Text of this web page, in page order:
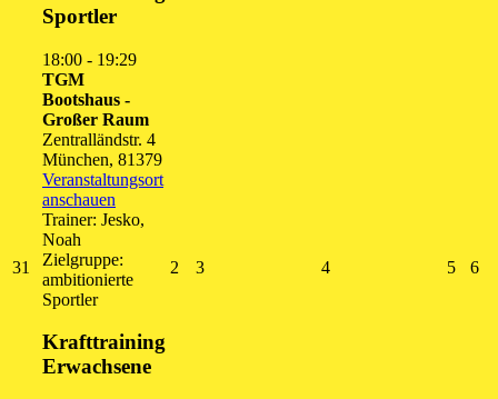
31
31.
August
2026
Sportler
18:00 - 19:29
TGM
Bootshaus -
Großer Raum
Zentralländstr. 4
München, 81379
Veranstaltungsort
anschauen
Trainer: Jesko,
Noah
Zielgruppe:
ambitionierte
Sportler
Krafttraining
Erwachsene
2 33.
44.
55.
66.